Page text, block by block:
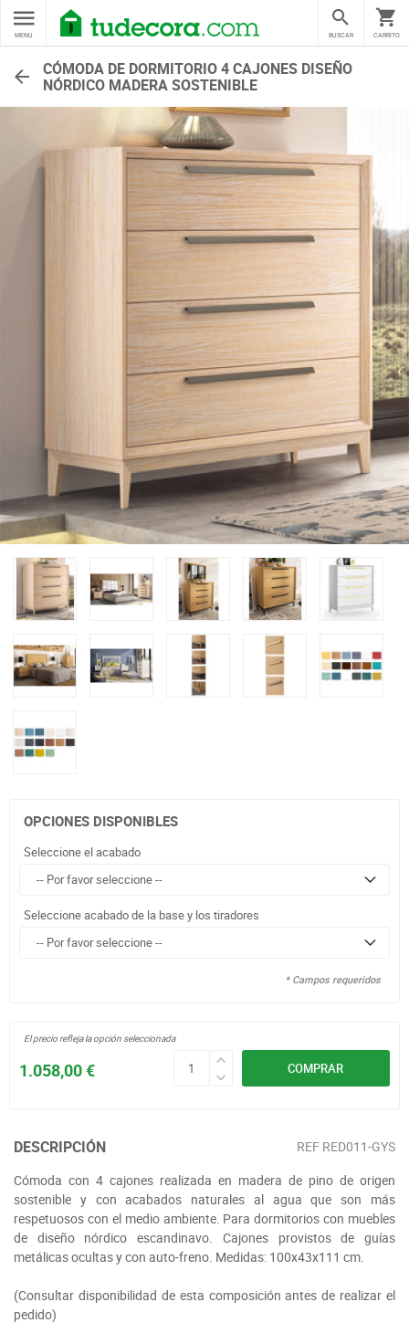
MENU CARRITO
BUSCAR
CÓMODA DE DORMITORIO 4 CAJONES DISEÑO
NÓRDICO MADERA SOSTENIBLE
OPCIONES DISPONIBLES
Seleccione el acabado
Seleccione acabado de la base y los tiradores
* Campos requeridos
COMPRAR
1.058,00 €
El precio refleja la opción seleccionada
DESCRIPCIÓN REF RED011-GYS
Cómoda con 4 cajones realizada en madera de pino de origen
sostenible y con acabados naturales al agua que son más
respetuosos con el medio ambiente. Para dormitorios con muebles
de diseño nórdico escandinavo. Cajones provistos de guías
metálicas ocultas y con auto-freno. Medidas: 100x43x111 cm.
(Consultar disponibilidad de esta composición antes de realizar el
pedido)